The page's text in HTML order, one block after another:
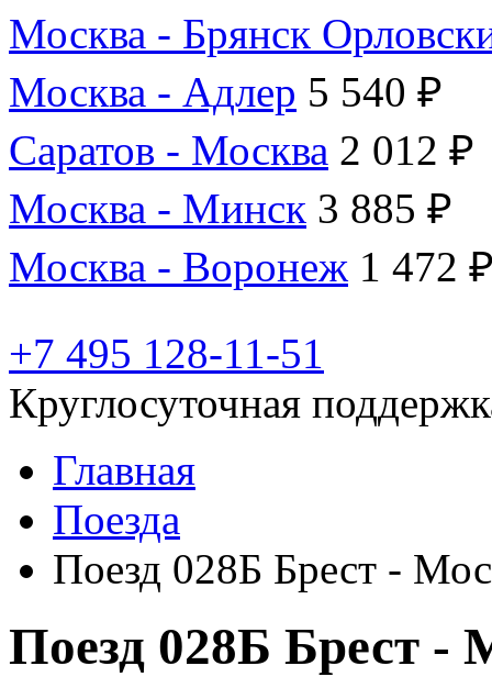
Москва - Брянск
Москва - Адлер 5 540 ₽
Саратов - Москва 2 012 ₽
Москва - Минск 3 885 ₽
Москва - Воронеж 1 472
+7 495 128-11-51
Круглосуточная
Главная
Поезда
Поезд 028Б Брест -
Поезд 028Б Брест -